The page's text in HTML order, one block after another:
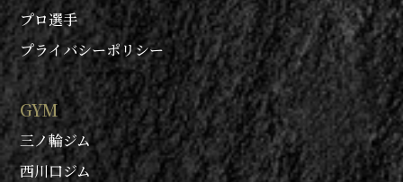
プロ選手
プライバシーポリシー
GYM
三ノ輪ジム
西川口ジム